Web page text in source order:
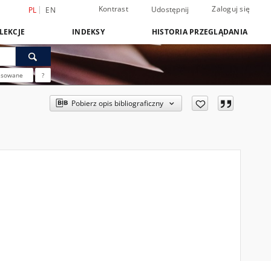
PL EN Kontrast Udostępnij Zaloguj się
INDEKSY HISTORIA PRZEGLĄDANIA
?
Pobierz opis bibliograficzny